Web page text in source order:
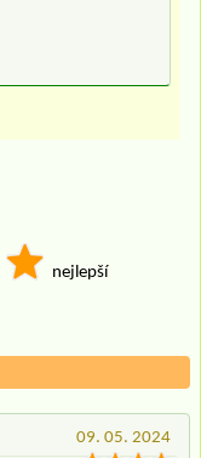
nejlepší
09. 05. 2024